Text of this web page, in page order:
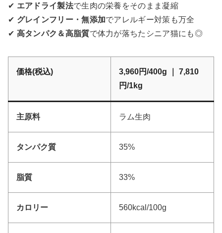
✔ エアドライ製法で生肉の栄養をそのまま凝縮
✔ グレインフリー・無添加でアレルギー対策も万全
✔ 高タンパク＆高脂質で体力が落ちたシニア猫にも◎
価格(税込)
3,960円/400g ｜ 7,810
円/1kg
主原料 ラム生肉
タンパク質 35%
脂質 33%
カロリー 560kcal/100g